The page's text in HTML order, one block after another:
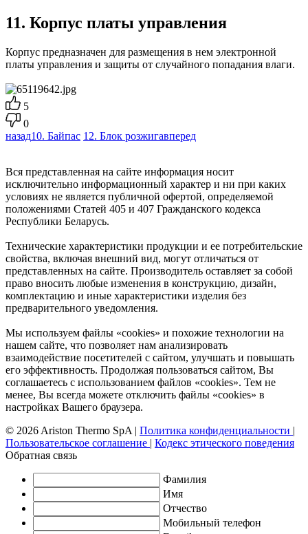
11. Корпус платы управления
Корпус предназначен для размещения в нем электронной
платы управления и защиты от случайного попадания влаги.
5
0
назад10. Байпас 12. Блок розжигавперед
Вся представленная на сайте информация носит
исключительно информационный характер и ни при каких
условиях не является публичной офертой, определяемой
положениями Статей 405 и 407 Гражданского кодекса
Республики Беларусь.
Технические характеристики продукции и ее потребительские
свойства, включая внешний вид, могут отличаться от
представленных на сайте. Производитель оставляет за собой
право вносить любые изменения в конструкцию, дизайн,
комплектацию и иные характеристики изделия без
предварительного уведомления.
Мы используем файлы «cookies» и похожие технологии на
нашем сайте, что позволяет нам анализировать
взаимодействие посетителей с сайтом, улучшать и повышать
его эффективность. Продолжая пользоваться сайтом, Вы
соглашаетесь с использованием файлов «cookies». Тем не
менее, Вы всегда можете отключить файлы «cookies» в
настройках Вашего браузера.
© 2026 Ariston Thermo SpA | Политика конфиденциальности |
Пользовательское соглашение | Кодекс этического поведения
Обратная связь
Фамилия
Имя
Отчество
Мобильный телефон